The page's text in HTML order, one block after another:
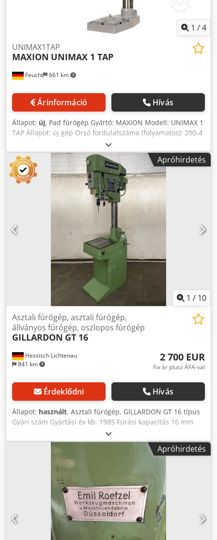
1 /4
Feucht 661 km
UNIMAX1TAP
MAXION UNIMAX 1 TAP
Árinformáció Hívás
Állapot: új, Pad fúrógép Gyártó: MAXION Modell: UNIMAX 1
TAP Állapot: új gép Orsó fordulatszáma (folyamatos): 200-4
000 fordulat / perc Szabványos ALB fülteljesítmény: 18 mm
alapfelszereltség: - Menetvágó készülék - Digitális
sebesség kijelző - Digitális unalmas mélység kijelző -
Táblázat állítás rack és fogaskerék segítségével - Manuális
Credpfx Aeci A S Sehcef
Apróhirdetés
1 / 10
Hessisch Lichtenau
841 km
Asztali fúrógép, asztali fúrógép,
állványos fúrógép, oszlopos fúrógép
GILLARDON GT 16
2 700 EUR
Fix ár plusz ÁFA-val
Érdeklődni Hívás
Állapot: használt, Asztali fúrógép, GILLARDON GT 16 típus
Gyári szám Gyártási év kb. 1985 Fúrási kapacitás 16 mm
Orsófoglalat MK 2 Orsófordulatszám 300-tól 3000
ford/perc-ig Kinyúlás 250 mm Tokmány löket 140 mm
Asztalméret 400 x 400 mm Asztalmagasság 850 mm Orsó
és asztallap közötti max. távolság 680 mm Oszlop átmérője
105 mm Motorteljesítmény 0,75 kW Crjdoy N Duwspfx Ahcjf
Hálózati csatlakozás 380 Volt, 50 Hz - Orsófordulatszám
variátor szíjhajtáson és 2 ékszíj fokozaton keresztül -
Fúrófej magasságállítás kézikarral kb. 430 mm - Világítási
berendezés - Szekrényalj ajtóval - Gyorsbefogó tokmány 1-
től 16 mm-ig Helyigény H x Sz x M 900 x 550 x 1650/2080
mm Súly 250 kg nagyon jó állapotban
Apróhirdetés